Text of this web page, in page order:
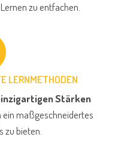
zu entfachen.
LERNMETHODEN
Stärken
ein maßgeschneidertes
zu bieten.